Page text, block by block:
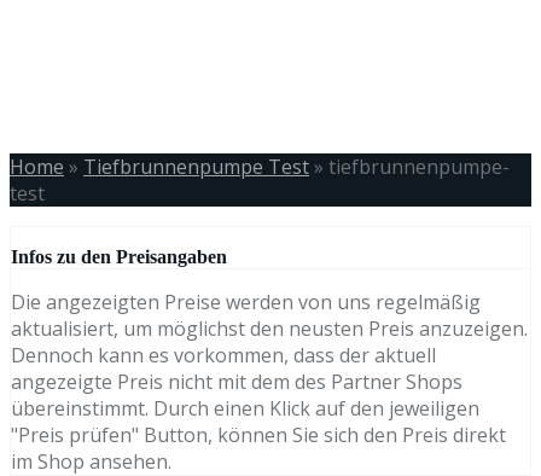
Home » Tiefbrunnenpumpe Test» tiefbrunnenpumpe-
test
Infos zu den Preisangaben
Die angezeigten Preise werden von uns regelmäßig
aktualisiert, um möglichst den neusten Preis anzuzeigen.
Dennoch kann es vorkommen, dass der aktuell
angezeigte Preis nicht mit dem des Partner Shops
übereinstimmt. Durch einen Klick auf den jeweiligen
"Preis prüfen" Button, können Sie sich den Preis direkt
im Shop ansehen.